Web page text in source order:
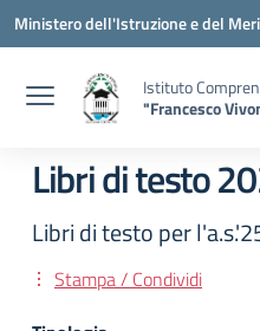
Vai ai contenuti
Vai al menu di navigazione
Vai al footer
Ministero dell'Istruzione e del
Istituto
"Francesco
Libri di testo
Libri di testo per
Stampa / Condividi